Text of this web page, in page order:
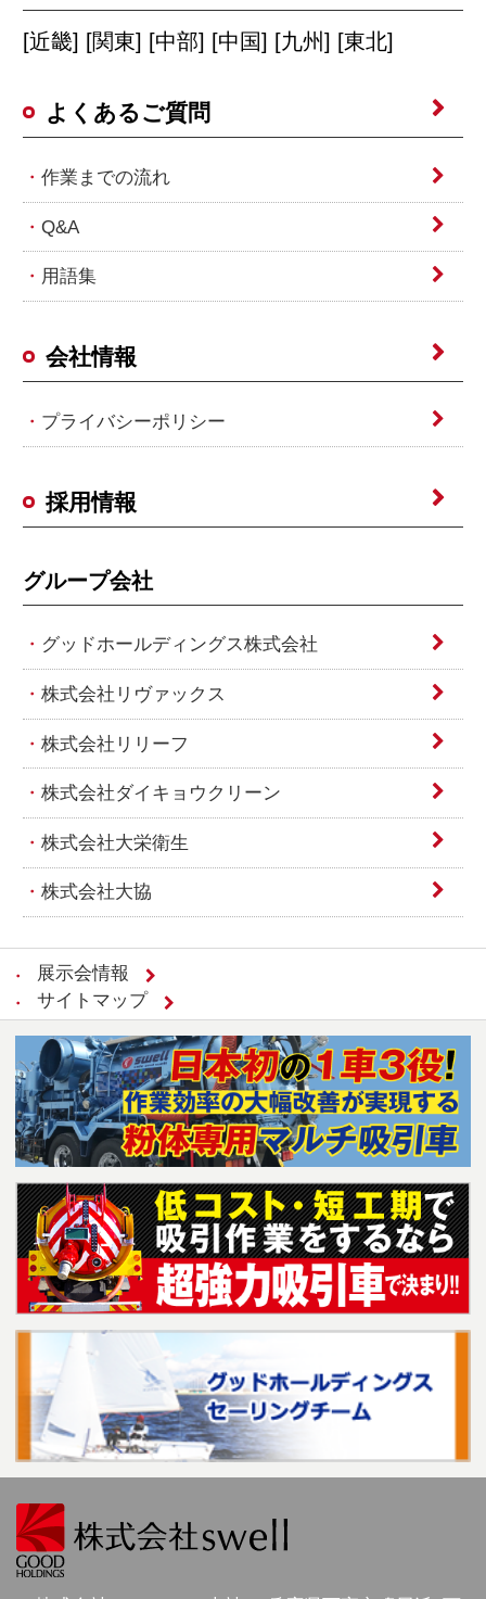
[近畿] [関東] [中部] [中国] [九州] [東北]
よくあるご質問
作業までの流れ
Q&A
用語集
会社情報
プライバシーポリシー
採用情報
グループ会社
グッドホールディングス株式会社
株式会社リヴァックス
株式会社リリーフ
株式会社ダイキョウクリーン
株式会社大栄衛生
株式会社大協
展示会情報
サイトマップ